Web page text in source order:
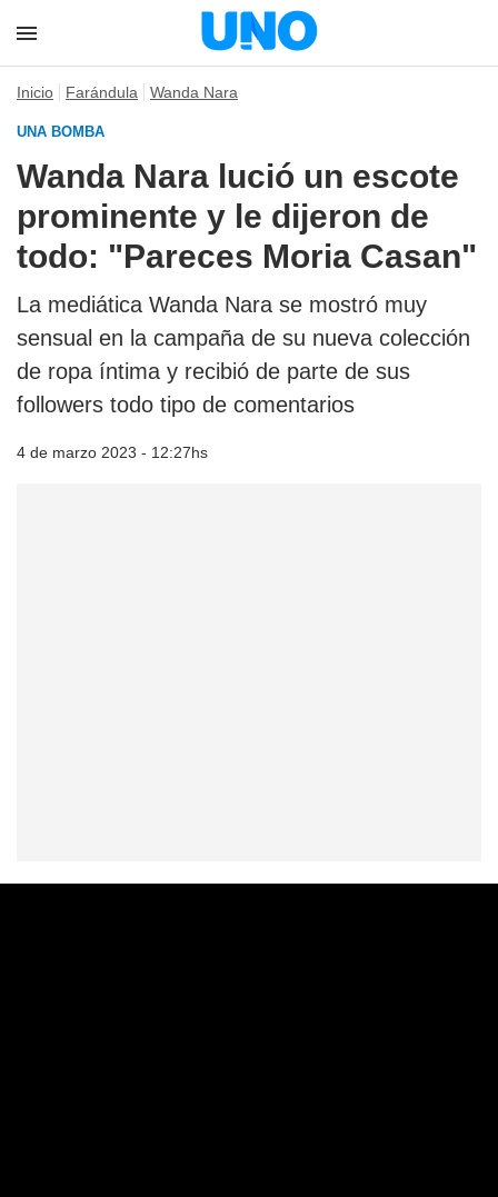
Inicio Farándula Wanda Nara
UNA BOMBA
Wanda Nara lució un escote
prominente y le dijeron de
todo: "Pareces Moria Casan"
La mediática Wanda Nara se mostró muy
sensual en la campaña de su nueva colección
de ropa íntima y recibió de parte de sus
followers todo tipo de comentarios
4 de marzo 2023 - 12:27hs